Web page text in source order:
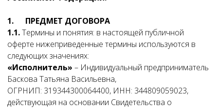
1. ПРЕДМЕТ ДОГОВОРА
1.1.Термины и понятия: в настоящей публичной
оферте нижеприведенные термины используются в
следующих значениях:
«Исполнитель» – Индивидуальный предприниматель
Баскова Татьяна Васильевна,
ОГРНИП: 319344300064400, ИНН: 344809059023,
действующая на основании Свидетельства о